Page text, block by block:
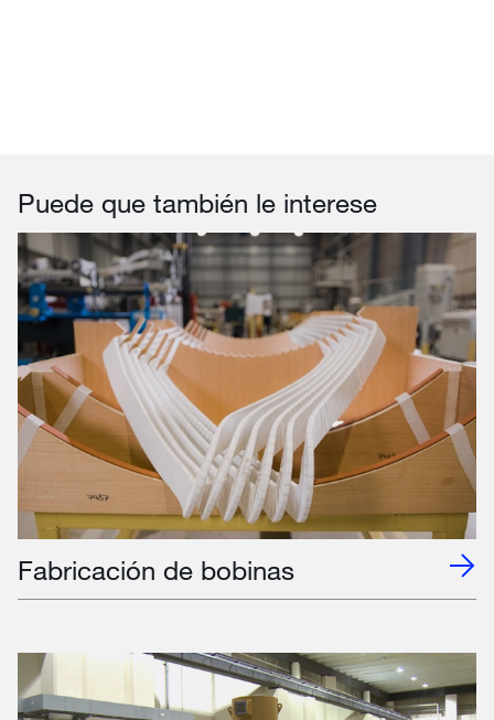
Puede que también le interese
Fabricación de bobinas